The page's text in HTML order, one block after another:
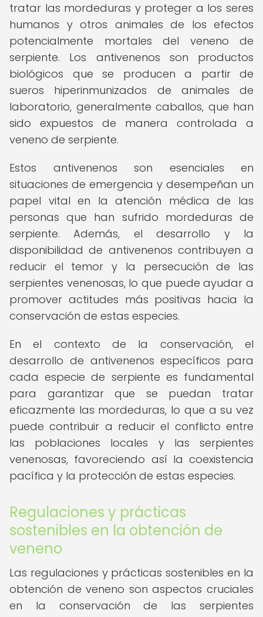
tratar las mordeduras y proteger a los seres
humanos y otros animales de los efectos
potencialmente mortales del veneno de
serpiente. Los antivenenos son productos
biológicos que se producen a partir de
sueros hiperinmunizados de animales de
laboratorio, generalmente caballos, que han
sido expuestos de manera controlada a
veneno de serpiente.
Estos antivenenos son esenciales en
situaciones de emergencia y desempeñan un
papel vital en la atención médica de las
personas que han sufrido mordeduras de
serpiente. Además, el desarrollo y la
disponibilidad de antivenenos contribuyen a
reducir el temor y la persecución de las
serpientes venenosas, lo que puede ayudar a
promover actitudes más positivas hacia la
conservación de estas especies.
En el contexto de la conservación, el
desarrollo de antivenenos específicos para
cada especie de serpiente es fundamental
para garantizar que se puedan tratar
eficazmente las mordeduras, lo que a su vez
puede contribuir a reducir el conflicto entre
las poblaciones locales y las serpientes
venenosas, favoreciendo así la coexistencia
pacífica y la protección de estas especies.
Regulaciones y prácticas
sostenibles en la obtención de
veneno
Las regulaciones y prácticas sostenibles en la
obtención de veneno son aspectos cruciales
en la conservación de las serpientes